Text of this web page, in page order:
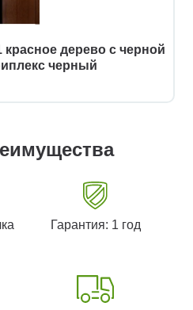
дерево с черной
черный
Гарантия: 1 год